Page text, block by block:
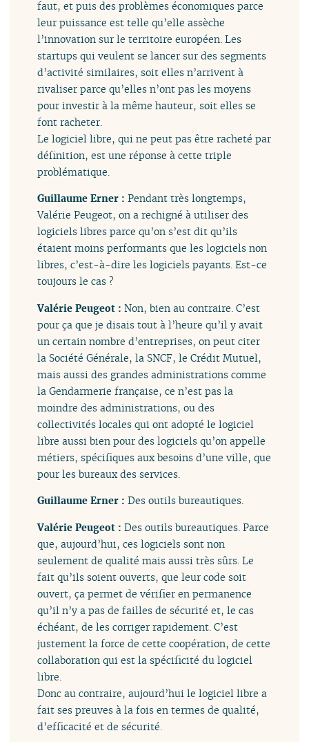
faut, et puis des problèmes économiques parce
leur puissance est telle qu’elle assèche
l’innovation sur le territoire européen. Les
startups qui veulent se lancer sur des segments
d’activité similaires, soit elles n’arrivent à
rivaliser parce qu’elles n’ont pas les moyens
pour investir à la même hauteur, soit elles se
font racheter.
Le logiciel libre, qui ne peut pas être racheté par
définition, est une réponse à cette triple
problématique.
Guillaume Erner :Pendant très longtemps,
Valérie Peugeot, on a rechigné à utiliser des
logiciels libres parce qu’on s’est dit qu’ils
étaient moins performants que les logiciels non
libres, c’est-à-dire les logiciels payants. Est-ce
toujours le cas ?
Valérie Peugeot :Non, bien au contraire. C’est
pour ça que je disais tout à l’heure qu’il y avait
un certain nombre d’entreprises, on peut citer
la Société Générale, la SNCF, le Crédit Mutuel,
mais aussi des grandes administrations comme
la Gendarmerie française, ce n’est pas la
moindre des administrations, ou des
collectivités locales qui ont adopté le logiciel
libre aussi bien pour des logiciels qu’on appelle
métiers, spécifiques aux besoins d’une ville, que
pour les bureaux des services.
Guillaume Erner :Des outils bureautiques.
Valérie Peugeot :Des outils bureautiques. Parce
que, aujourd’hui, ces logiciels sont non
seulement de qualité mais aussi très sûrs. Le
fait qu’ils soient ouverts, que leur code soit
ouvert, ça permet de vérifier en permanence
qu’il n’y a pas de failles de sécurité et, le cas
échéant, de les corriger rapidement. C’est
justement la force de cette coopération, de cette
collaboration qui est la spécificité du logiciel
libre.
Donc au contraire, aujourd’hui le logiciel libre a
fait ses preuves à la fois en termes de qualité,
d’efficacité et de sécurité.